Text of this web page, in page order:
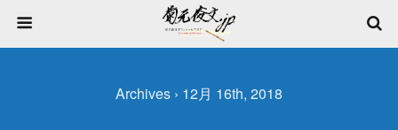
Archives › 12月 16th, 2018